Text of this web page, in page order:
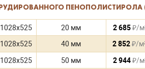
ПЕНОПОЛИСТИРОЛА
1028x525 20 мм 2 685₽/
1028x525 40 мм 2 852₽/
1028x525 50 мм 2 944₽/